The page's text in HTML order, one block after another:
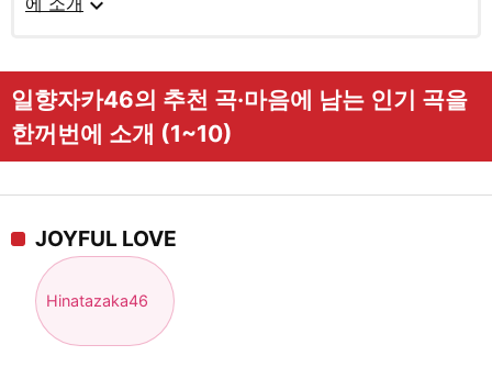
expand_more
일향자카46의 추천 곡·마음에 남는 인기 곡을
한꺼번에 소개 (1~10)
JOYFUL LOVE
Hinatazaka46